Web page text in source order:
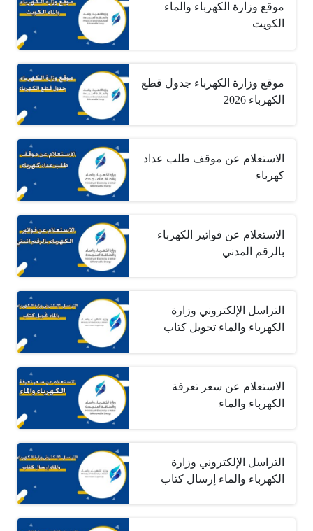
موقع وزارة الكهرباء والماء
الكويت
موقع وزارة الكهرباء جدول قطع
الكهرباء 2026
الاستعلام عن موقف طلب عداد
كهرباء
الاستعلام عن فواتير الكهرباء
بالرقم المدني
التراسل الإلكتروني وزارة
الكهرباء والماء تحويل كتاب
الاستعلام عن سعر تعرفة
الكهرباء والماء
التراسل الإلكتروني وزارة
الكهرباء والماء إرسال كتاب